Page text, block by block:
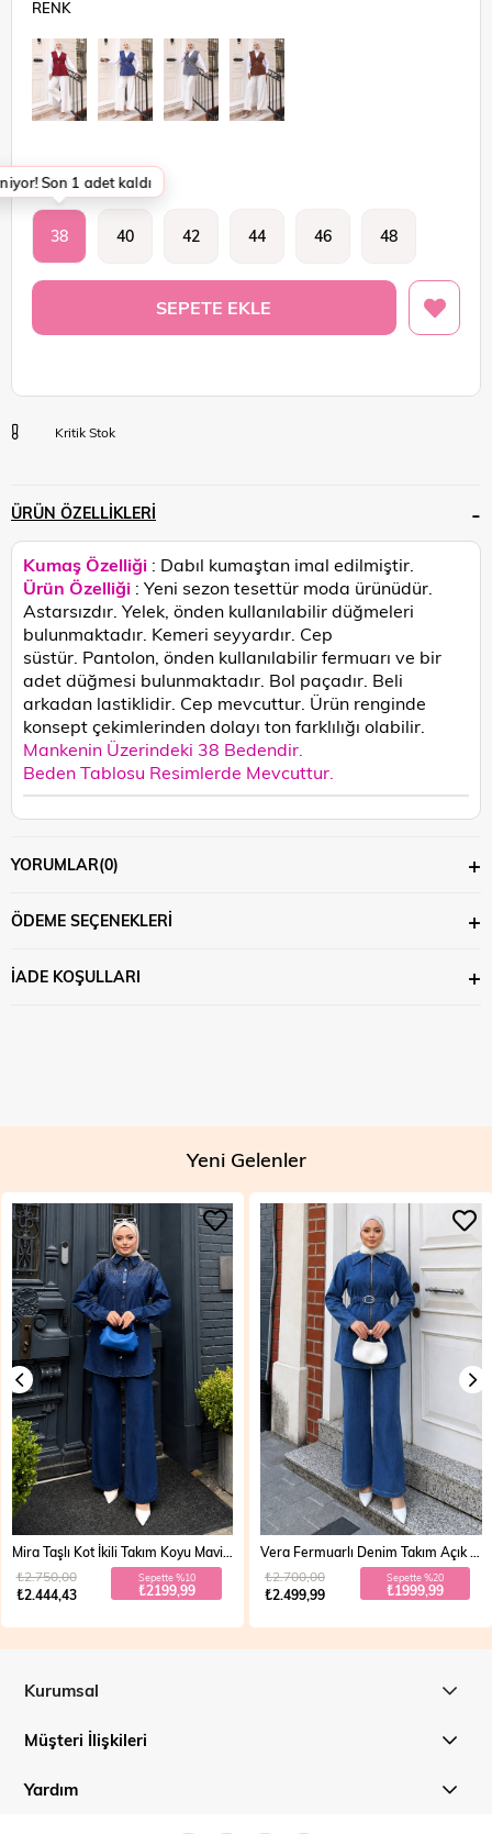
BEDEN
38 40 42 44 46 48
Kritik Stok
ÜRÜN ÖZELLIKLERI
Kumaş Özelliği : Dabıl kumaştan imal edilmiştir.
Ürün Özelliği : Yeni sezon tesettür moda ürünüdür.
Astarsızdır. Yelek, önden kullanılabilir düğmeleri
bulunmaktadır. Kemeri seyyardır. Cep
süstür. Pantolon, önden kullanılabilir fermuarı ve bir
adet düğmesi bulunmaktadır. Bol paçadır. Beli
arkadan lastiklidir. Cep mevcuttur. Ürün renginde
konsept çekimlerinden dolayı ton farklılığı olabilir.
Mankenin Üzerindeki 38 Bedendir.
Beden Tablosu Resimlerde Mevcuttur.
YORUMLAR(0)
ÖDEME SEÇENEKLERI
İADE KOŞULLARI
Yeni Gelenler
Mira Taşlı Kot İkili Takım Koyu Mavi 19286
₺2.444,43
₺2.750,00 Sepette %10
₺2199,99 ₺2.499,99
₺2.700,00 Sepette %20
₺1999,99
Kurumsal
Müşteri İlişkileri
Yardım
Son 1 adet kaldı